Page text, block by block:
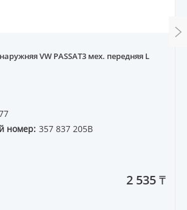
VW PASSAT3 мех. передняя L
номер: 357 837 205B
2 535 ₸